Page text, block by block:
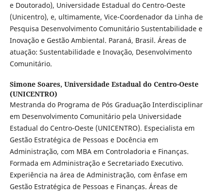
e Doutorado), Universidade Estadual do Centro-Oeste
(Unicentro), e, ultimamente, Vice-Coordenador da Linha de
Pesquisa Desenvolvimento Comunitário Sustentabilidade e
Inovação e Gestão Ambiental. Paraná, Brasil. Áreas de
atuação: Sustentabilidade e Inovação, Desenvolvimento
Comunitário.
Simone Soares, Universidade Estadual do Centro-Oeste
(UNICENTRO)
Mestranda do Programa de Pós Graduação Interdisciplinar
em Desenvolvimento Comunitário pela Universidade
Estadual do Centro-Oeste (UNICENTRO). Especialista em
Gestão Estratégica de Pessoas e Docência em
Administração, com MBA em Controladoria e Finanças.
Formada em Administração e Secretariado Executivo.
Experiência na área de Administração, com ênfase em
Gestão Estratégica de Pessoas e Finanças. Áreas de